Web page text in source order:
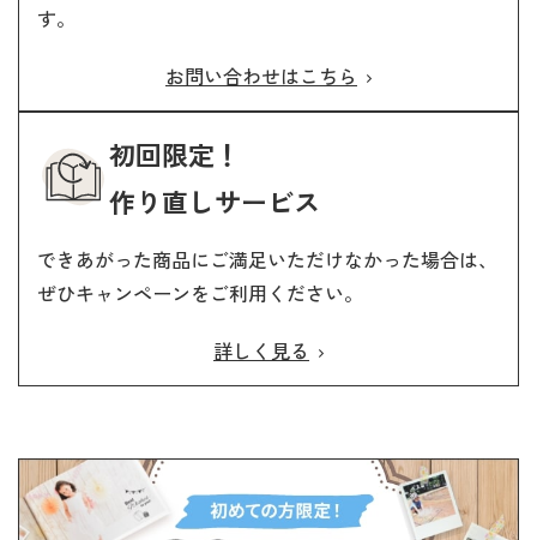
す。
お問い合わせはこちら
初回限定！
作り直しサービス
できあがった商品にご満足いただけなかった場合は、
ぜひキャンペーンをご利用ください。
詳しく見る
引き立てます。